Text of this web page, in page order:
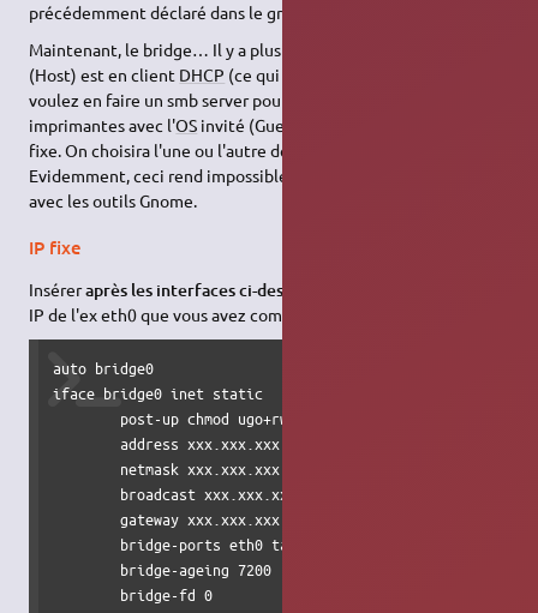
précédemment déclaré dans le groupe uml-net.
Maintenant, le bridge… Il y a plusieurs solutions : soit l'
(Host) est en client DHCP (ce qui n'est pas pratique si vous
voulez en faire un smb server pour partager des fichiers et des
imprimantes avec l'OS invité (Guest)), soit il est configuré en IP
fixe. On choisira l'une ou l'autre des solutions ci-dessous.
Evidemment, ceci rend impossible une configuration future
avec les outils Gnome.
IP fixe
Inséreraprès les interfaces ci-dessus
IP de l'ex eth0 que vous avez commentées plus haut) :
auto bridge0
iface bridge0 inet static
        post-up chmod ugo+rw /dev/net/tun
        address xxx.xxx.xxx.xxx
        netmask xxx.xxx.xxx.xxx
        broadcast xxx.xxx.xxx.xxx
        gateway xxx.xxx.xxx.xxx
        bridge-ports eth0 tap1
        bridge-ageing 7200
        bridge-fd 0